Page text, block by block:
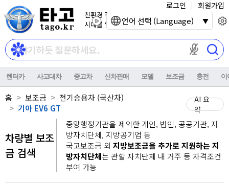
친환경 전기자동차
시대를 열어갑니다.
마이크 권한이
로그인 회원가입
렌터카 사고대차 중고차 신차판매 모델 보조금 충전 이
홈 보조금
전기승용차 (국산차)
기아 EV6 GT
AI 요
약
차량별 보조
금 검색
중앙행정기관을 제외한 개인, 법인, 공공기관, 지
방자치단체, 지방공기업 등
국고보조금 외 지방보조금을 추가로 지원하는 지
방자치단체는 관할 자치단체 내 거주 등 자격조건
부여 가능
언어 선택 (Language)